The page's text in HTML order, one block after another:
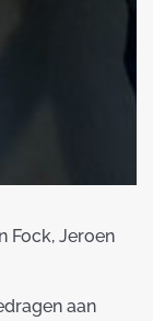
Fock, Jeroen
aan